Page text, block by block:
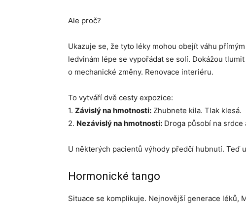
Ale proč?
Ukazuje se, že tyto léky mohou obejít váhu
ledvinám lépe se vypořádat se solí. Dokážou
o mechanické změny. Renovace interiéru.
To vytváří dvě cesty expozice:
1. Závislý na hmotnosti: Zhubnete kila. Tlak klesá.
2. Nezávislý na hmotnosti: Droga působí na
U některých pacientů výhody předčí hubnutí. Teď
Hormonické tango
Situace se komplikuje. Nejnovější generace léků,